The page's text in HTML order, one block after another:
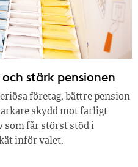
stärk pensionen
företag, bättre pension
skydd mot farligt
som får störst stöd i
inför valet.